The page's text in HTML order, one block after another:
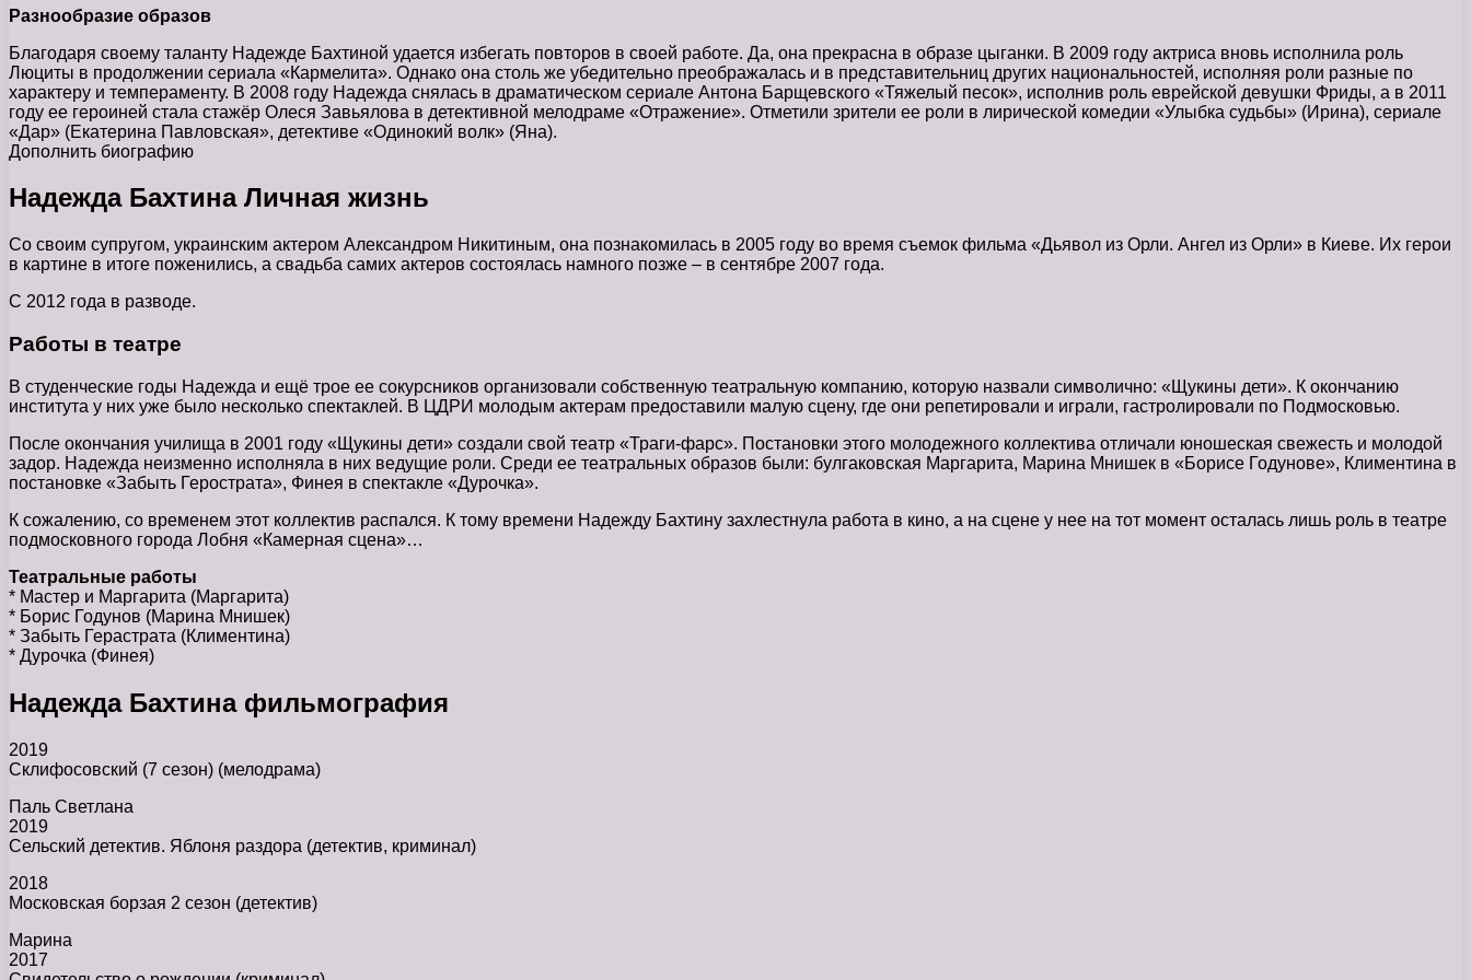
Разнообразие образов
Благодаря своему таланту Надежде Бахтиной удается избегать повторов в своей работе. Да, она прекрасна в образе цыганки. В 2009 году актриса вновь исполнила роль
Люциты в продолжении сериала «Кармелита». Однако она столь же убедительно преображалась и в представительниц других национальностей, исполняя роли разные по
характеру и темпераменту. В 2008 году Надежда снялась в драматическом сериале Антона Барщевского «Тяжелый песок», исполнив роль еврейской девушки Фриды, а в 2011
году ее героиней стала стажёр Олеся Завьялова в детективной мелодраме «Отражение». Отметили зрители ее роли в лирической комедии «Улыбка судьбы» (Ирина), сериале
«Дар» (Екатерина Павловская», детективе «Одинокий волк» (Яна).
Дополнить биографию
Надежда Бахтина Личная жизнь
Со своим супругом, украинским актером Александром Никитиным, она познакомилась в 2005 году во время съемок фильма «Дьявол из Орли. Ангел из Орли» в Киеве. Их герои
в картине в итоге поженились, а свадьба самих актеров состоялась намного позже – в сентябре 2007 года.
С 2012 года в разводе.
Работы в театре
В студенческие годы Надежда и ещё трое ее сокурсников организовали собственную театральную компанию, которую назвали символично: «Щукины дети». К окончанию
института у них уже было несколько спектаклей. В ЦДРИ молодым актерам предоставили малую сцену, где они репетировали и играли, гастролировали по Подмосковью.
После окончания училища в 2001 году «Щукины дети» создали свой театр «Траги-фарс». Постановки этого молодежного коллектива отличали юношеская свежесть и молодой
задор. Надежда неизменно исполняла в них ведущие роли. Среди ее театральных образов были: булгаковская Маргарита, Марина Мнишек в «Борисе Годунове», Климентина в
постановке «Забыть Герострата», Финея в спектакле «Дурочка».
К сожалению, со временем этот коллектив распался. К тому времени Надежду Бахтину захлестнула работа в кино, а на сцене у нее на тот момент осталась лишь роль в театре
подмосковного города Лобня «Камерная сцена»…
Театральные работы
* Мастер и Маргарита (Маргарита)
* Борис Годунов (Марина Мнишек)
* Забыть Герастрата (Климентина)
* Дурочка (Финея)
Надежда Бахтина фильмография
2019
Склифосовский (7 сезон) (мелодрама)
Паль Светлана
2019
Сельский детектив. Яблоня раздора (детектив, криминал)
2018
Московская борзая 2 сезон (детектив)
Марина
2017